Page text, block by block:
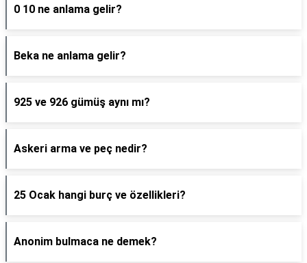
0 10 ne anlama gelir?
Beka ne anlama gelir?
925 ve 926 gümüş aynı mı?
Askeri arma ve peç nedir?
25 Ocak hangi burç ve özellikleri?
Anonim bulmaca ne demek?